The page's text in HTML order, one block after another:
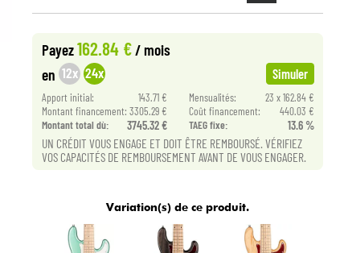
Payez162.84 €/ mois
en 12x 24x Simuler
Apport initial: 143.71 € Mensualités:
23 x 162.84 €
Montant financement: 3305.29 € Coût financement:
440.03 €
Montant total dù:
3745.32 € TAEG fixe: 13.6 %
UN CRÉDIT VOUS ENGAGE ET DOIT ÊTRE REMBOURSÉ. VÉRIFIEZ
VOS CAPACITÉS DE REMBOURSEMENT AVANT DE VOUS ENGAGER.
Variation(s) de ce produit.